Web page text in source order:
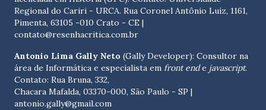
Regional do Cariri - URCA. Rua Coronel Antônio Luíz, 1161,
Pimenta, 63105 -010 Crato - CE |
contato@resenhacritica.com.br
Antonio Lima Gally Neto (Gally Developer): Consultor na
área de Informática e especialista em front ende javascript.
Contato: Rua Bruna, 332,
Chacara Mafalda, 03370-000, São Paulo - SP |
antonio.gally@gmail.com